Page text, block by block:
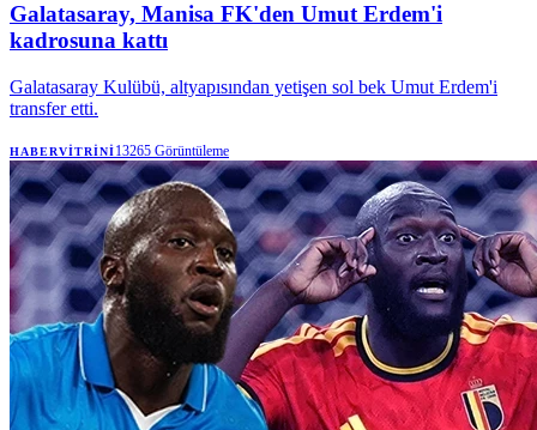
Galatasaray, Manisa FK'den Umut Erdem'i
kadrosuna kattı
Galatasaray Kulübü, altyapısından yetişen sol bek Umut Erdem'i
transfer etti.
HABERVITRINI13265 Görüntüleme